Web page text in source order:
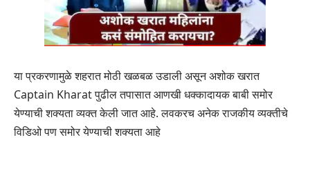
या प्रकरणामुळे शहरात मोठी खळबळ उडाली असून अशोक खरात
Captain Kharat पुढील तपासात आणखी धक्कादायक बाबी समोर
येण्याची शक्यता व्यक्त केली जात आहे. लवकरच अनेक राजकीय व्यक्तीचे
विडिओ पण समोर येण्याची शक्यता आहे